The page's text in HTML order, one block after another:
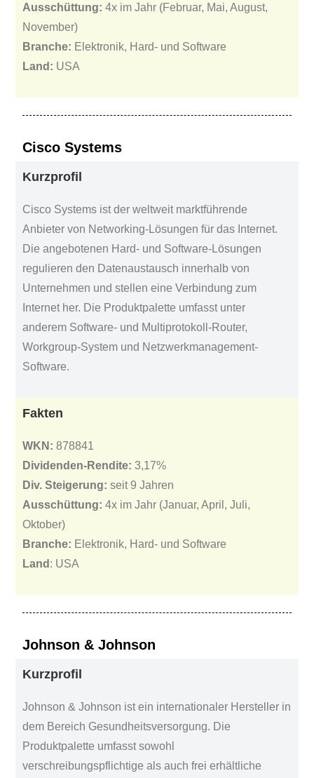
Ausschüttung: 4x im Jahr (Februar, Mai, August,
November)
Branche: Elektronik, Hard- und Software
Land: USA
Cisco Systems
Kurzprofil
Cisco Systems ist der weltweit marktführende
Anbieter von Networking-Lösungen für das Internet.
Die angebotenen Hard- und Software-Lösungen
regulieren den Datenaustausch innerhalb von
Unternehmen und stellen eine Verbindung zum
Internet her. Die Produktpalette umfasst unter
anderem Software- und Multiprotokoll-Router,
Workgroup-System und Netzwerkmanagement-
Software.
Fakten
WKN: 878841
Dividenden-Rendite: 3,17%
Div. Steigerung: seit 9 Jahren
Ausschüttung: 4x im Jahr (Januar, April, Juli,
Oktober)
Branche: Elektronik, Hard- und Software
Land : USA
Johnson & Johnson
Kurzprofil
Johnson & Johnson ist ein internationaler Hersteller in
dem Bereich Gesundheitsversorgung. Die
Produktpalette umfasst sowohl
verschreibungspflichtige als auch frei erhältliche